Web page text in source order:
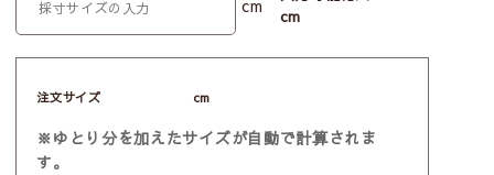
cm
cm
注文サイズ cm
※ゆとり分を加えたサイズが自動で計算されま
す。